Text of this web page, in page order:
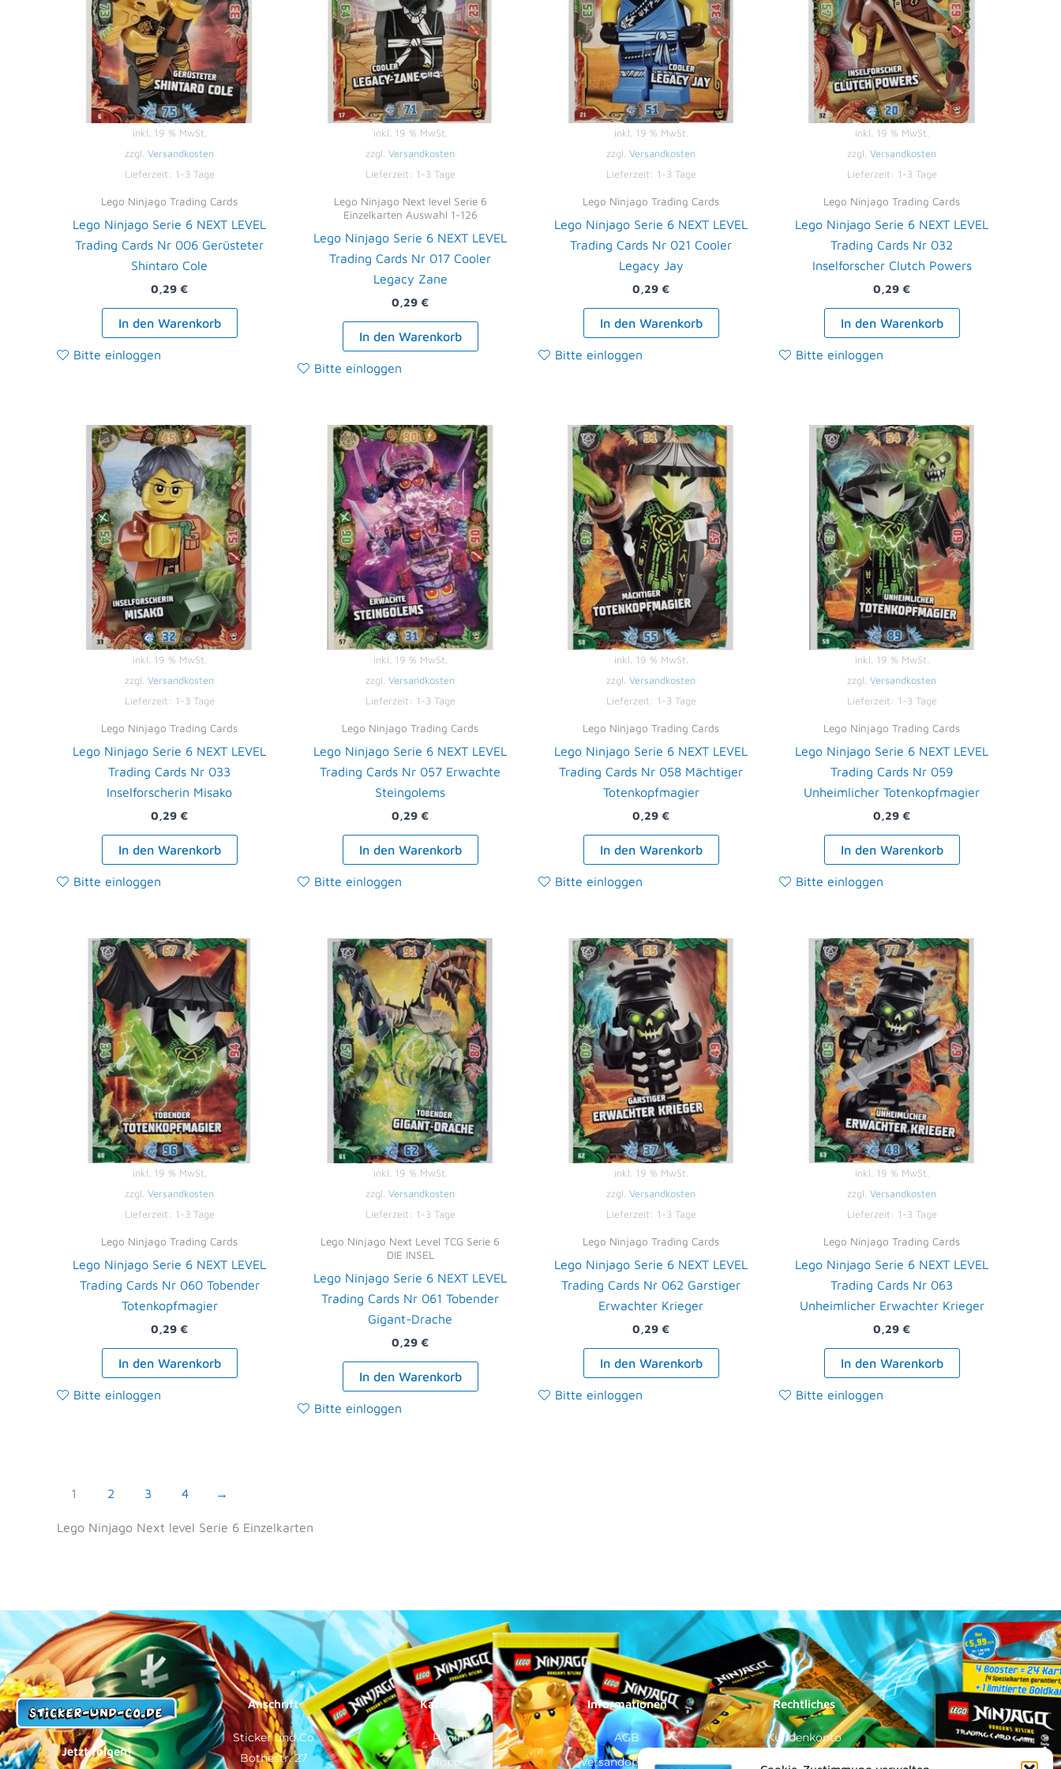
inkl. 19 % MwSt.
zzgl. Versandkosten
Lieferzeit: 1-3 Tage
Lego Ninjago Trading Cards
Lego Ninjago Serie 6 NEXT LEVEL
Trading Cards Nr 006 Gerüsteter
Shintaro Cole
0,29 €
In den Warenkorb
Bitte einloggen
inkl. 19 % MwSt.
zzgl. Versandkosten
Lieferzeit: 1-3 Tage
Lego Ninjago Next level Serie 6
Einzelkarten Auswahl 1-126
Lego Ninjago Serie 6 NEXT LEVEL
Trading Cards Nr 017 Cooler
Legacy Zane
0,29 €
In den Warenkorb
Bitte einloggen
inkl. 19 % MwSt.
zzgl. Versandkosten
Lieferzeit: 1-3 Tage
Lego Ninjago Trading Cards
Lego Ninjago Serie 6 NEXT LEVEL
Trading Cards Nr 021 Cooler
Legacy Jay
0,29 €
In den Warenkorb
Bitte einloggen
inkl. 19 % MwSt.
zzgl. Versandkosten
Lieferzeit: 1-3 Tage
Lego Ninjago Trading Cards
Lego Ninjago Serie 6 NEXT LEVEL
Trading Cards Nr 032
Inselforscher Clutch Powers
0,29 €
In den Warenkorb
Bitte einloggen
inkl. 19 % MwSt.
zzgl. Versandkosten
Lieferzeit: 1-3 Tage
Lego Ninjago Trading Cards
Lego Ninjago Serie 6 NEXT LEVEL
Trading Cards Nr 033
Inselforscherin Misako
0,29 €
In den Warenkorb
Bitte einloggen
inkl. 19 % MwSt.
zzgl. Versandkosten
Lieferzeit: 1-3 Tage
Lego Ninjago Trading Cards
Lego Ninjago Serie 6 NEXT LEVEL
Trading Cards Nr 057 Erwachte
Steingolems
0,29 €
In den Warenkorb
Bitte einloggen
inkl. 19 % MwSt.
zzgl. Versandkosten
Lieferzeit: 1-3 Tage
Lego Ninjago Trading Cards
Lego Ninjago Serie 6 NEXT LEVEL
Trading Cards Nr 058 Mächtiger
Totenkopfmagier
0,29 €
In den Warenkorb
Bitte einloggen
inkl. 19 % MwSt.
zzgl. Versandkosten
Lieferzeit: 1-3 Tage
Lego Ninjago Trading Cards
Lego Ninjago Serie 6 NEXT LEVEL
Trading Cards Nr 059
Unheimlicher Totenkopfmagier
0,29 €
In den Warenkorb
Bitte einloggen
inkl. 19 % MwSt.
zzgl. Versandkosten
Lieferzeit: 1-3 Tage
Lego Ninjago Trading Cards
Lego Ninjago Serie 6 NEXT LEVEL
Trading Cards Nr 060 Tobender
Totenkopfmagier
0,29 €
In den Warenkorb
Bitte einloggen
inkl. 19 % MwSt.
zzgl. Versandkosten
Lieferzeit: 1-3 Tage
Lego Ninjago Next Level TCG Serie 6
DIE INSEL
Lego Ninjago Serie 6 NEXT LEVEL
Trading Cards Nr 061 Tobender
Gigant-Drache
0,29 €
In den Warenkorb
Bitte einloggen
inkl. 19 % MwSt.
zzgl. Versandkosten
Lieferzeit: 1-3 Tage
Lego Ninjago Trading Cards
Lego Ninjago Serie 6 NEXT LEVEL
Trading Cards Nr 062 Garstiger
Erwachter Krieger
0,29 €
In den Warenkorb
Bitte einloggen
inkl. 19 % MwSt.
zzgl. Versandkosten
Lieferzeit: 1-3 Tage
Lego Ninjago Trading Cards
Lego Ninjago Serie 6 NEXT LEVEL
Trading Cards Nr 063
Unheimlicher Erwachter Krieger
0,29 €
In den Warenkorb
Bitte einloggen
1 2 3 4 →
Lego Ninjago Next level Serie 6 Einzelkarten
Jetzt folgen!
Anschrift
Sticker und Co
Bothestr. 27
Kategorien
Panini
Topps
Informationen
AGB
Versandoptionen
Rechtliches
Kundenkonto
Impressum